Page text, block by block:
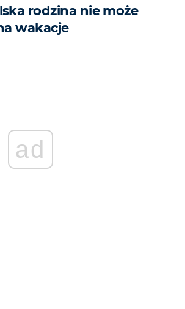
rodzina nie może
wakacje
ad